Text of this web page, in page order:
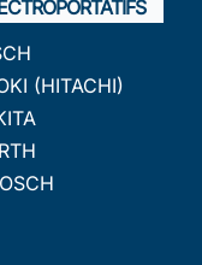
(HITACHI)